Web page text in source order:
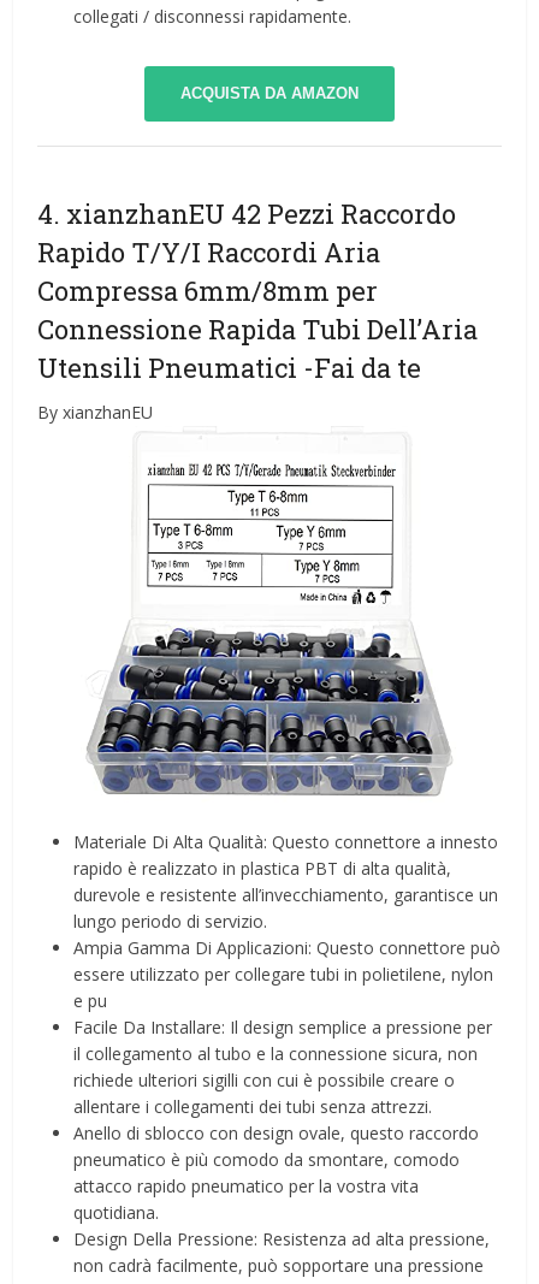
collegati / disconnessi rapidamente.
ACQUISTA DA AMAZON
4. xianzhanEU 42 Pezzi Raccordo
Rapido T/Y/I Raccordi Aria
Compressa 6mm/8mm per
Connessione Rapida Tubi Dell’Aria
Utensili Pneumatici -Fai da te
By xianzhanEU
Materiale Di Alta Qualità: Questo connettore a innesto
rapido è realizzato in plastica PBT di alta qualità,
durevole e resistente all’invecchiamento, garantisce un
lungo periodo di servizio.
Ampia Gamma Di Applicazioni: Questo connettore può
essere utilizzato per collegare tubi in polietilene, nylon
e pu
Facile Da Installare: Il design semplice a pressione per
il collegamento al tubo e la connessione sicura, non
richiede ulteriori sigilli con cui è possibile creare o
allentare i collegamenti dei tubi senza attrezzi.
Anello di sblocco con design ovale, questo raccordo
pneumatico è più comodo da smontare, comodo
attacco rapido pneumatico per la vostra vita
quotidiana.
Design Della Pressione: Resistenza ad alta pressione,
non cadrà facilmente, può sopportare una pressione